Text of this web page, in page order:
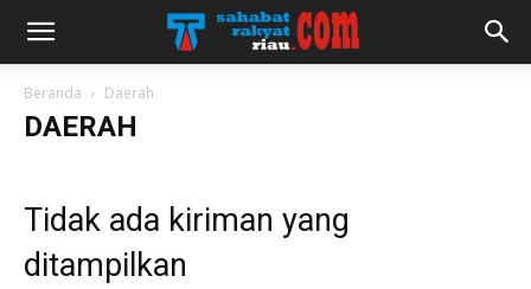
Beranda Daerah
DAERAH
Tidak ada kiriman yang
ditampilkan